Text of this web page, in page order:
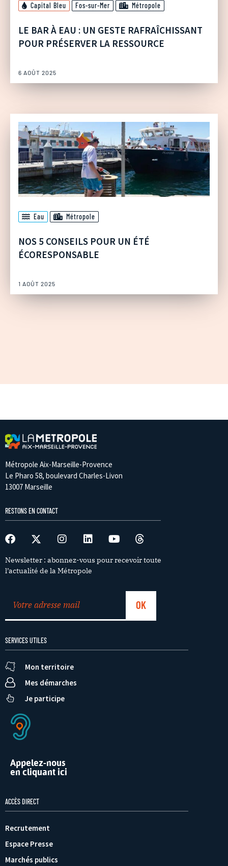
Capital Bleu Fos-sur-Mer Métropole
LE BAR À EAU : UN GESTE RAFRAÎCHISSANT
POUR PRÉSERVER LA RESSOURCE
6 AOÛT 2025
Eau Métropole
NOS 5 CONSEILS POUR UN ÉTÉ
ÉCORESPONSABLE
1 AOÛT 2025
Métropole Aix-Marseille-Provence
Le Pharo 58, boulevard Charles-Livon
13007 Marseille
RESTONS EN CONTACT
Newsletter : abonnez-vous pour recevoir toute
l’actualité de la Métropole
SERVICES UTILES
Mon territoire
Mes démarches
Je participe
Appelez-nous
en cliquant ici
ACCÈS DIRECT
Recrutement
Espace Presse
Marchés publics